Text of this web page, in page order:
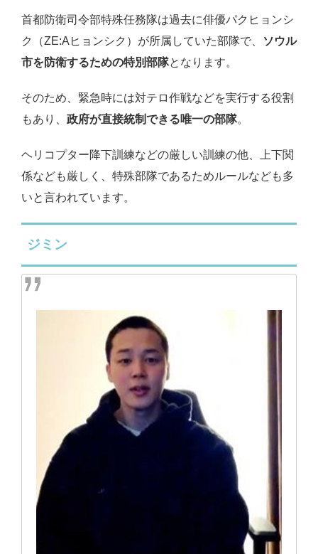
首都防衛司令部特殊任務隊は過去に俳優パクヒョンシ
ク（ZE:Aヒョンシク）が所属していた部隊で、
ソウル
市を防衛するための特別部隊となります。
そのため、緊急時には対テロ作戦などを実行する役割
もあり、 政府が直接統制できる唯一の部隊。
ヘリコプター降下訓練などの厳しい訓練の他、上下関
係なども厳しく、特殊部隊であるためルールなども多
いと言われています。
ジミン